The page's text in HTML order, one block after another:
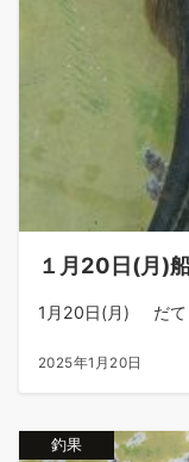
１月20日(月)
1月20日(月) だて
2025年1月20日
釣果